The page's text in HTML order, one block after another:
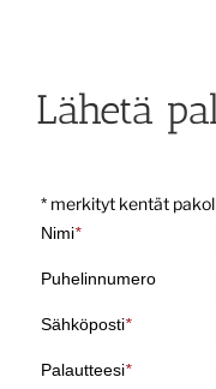
Lähetä
* merkityt kentät
Nimi*
Puhelinnumero
Sähköposti*
Palautteesi*